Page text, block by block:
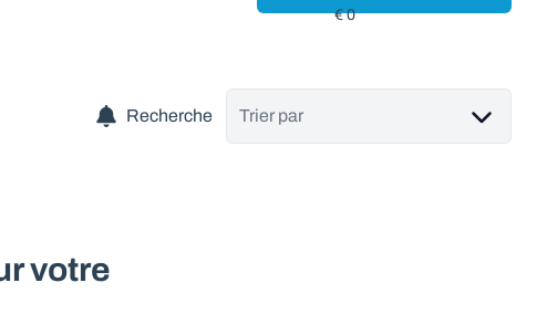
Recherche Trier par
votre